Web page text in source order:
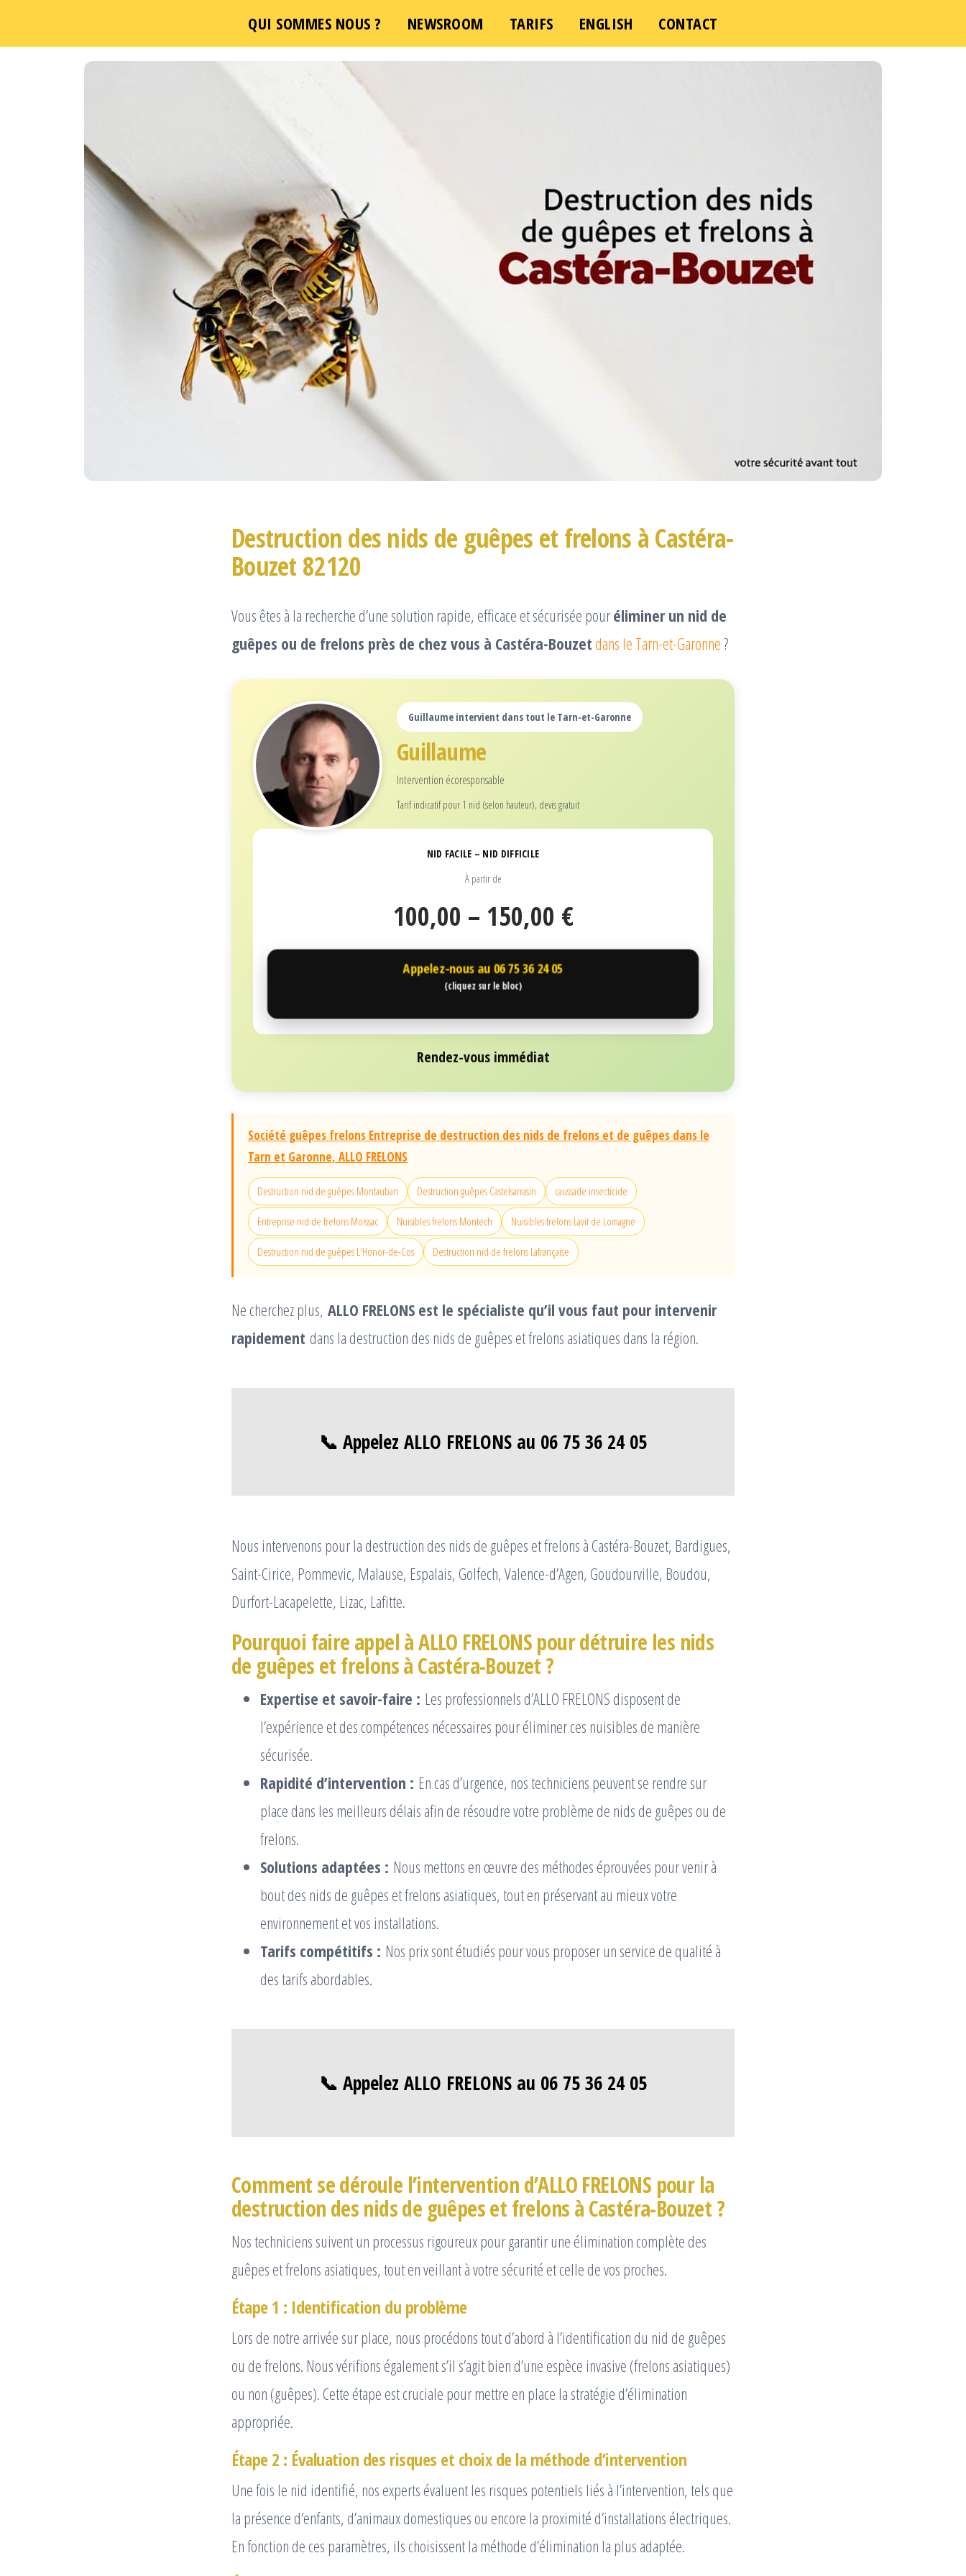
QUI SOMMES NOUS ? NEWSROOM TARIFS ENGLISH
CONTACT
Passer
Destruction des nids de guêpes et frelons à Castéra-
Bouzet 82120
Vous êtes à la recherche d’une solution rapide, efficace et sécurisée pouréliminer un nid de
guêpes ou de frelons près de chez vous à Castéra-Bouzetdans le Tarn-et-Garonne ?
Guillaume intervient dans tout le Tarn-et-Garonne
Guillaume
Intervention écoresponsable
Tarif indicatif pour 1 nid (selon hauteur), devis gratuit
NID FACILE – NID DIFFICILE
À partir de
100,00 – 150,00 €
Appelez-nous au 06 75 36 24 05
(cliquez sur le bloc)
Rendez-vous immédiat
Société guêpes frelons Entreprise de destruction des nids de frelons et de guêpes dans le
Tarn et Garonne, ALLO FRELONS
Destruction nid de guêpes Montauban Destruction guêpes Castelsarrasin caussade insecticide
Entreprise nid de frelons Moissac Nuisibles frelons Montech Nuisibles frelons Lavit de Lomagne
Destruction nid de guêpes L'Honor-de-Cos Destruction nid de frelons Lafrançaise
Ne cherchez plus, ALLO FRELONS est le spécialiste qu’il vous faut pour intervenir
rapidement dans la destruction des nids de guêpes et frelons asiatiques dans la région.
📞 Appelez ALLO FRELONS au 06 75 36 24 05
Nous intervenons pour la destruction des nids de guêpes et frelons à Castéra-Bouzet, Bardigues,
Saint-Cirice, Pommevic, Malause, Espalais, Golfech, Valence-d’Agen, Goudourville, Boudou,
Durfort-Lacapelette, Lizac, Lafitte.
Pourquoi faire appel à ALLO FRELONS pour détruire les nids
de guêpes et frelons à Castéra-Bouzet ?
Expertise et savoir-faire : Les professionnels d’ALLO FRELONS disposent de
l’expérience et des compétences nécessaires pour éliminer ces nuisibles de manière
sécurisée.
Rapidité d’intervention : En cas d’urgence, nos techniciens peuvent se rendre sur
place dans les meilleurs délais afin de résoudre votre problème de nids de guêpes ou de
frelons.
Solutions adaptées : Nous mettons en œuvre des méthodes éprouvées pour venir à
bout des nids de guêpes et frelons asiatiques, tout en préservant au mieux votre
environnement et vos installations.
Tarifs compétitifs : Nos prix sont étudiés pour vous proposer un service de qualité à
des tarifs abordables.
📞 Appelez ALLO FRELONS au 06 75 36 24 05
Comment se déroule l’intervention d’ALLO FRELONS pour la
destruction des nids de guêpes et frelons à Castéra-Bouzet ?
Nos techniciens suivent un processus rigoureux pour garantir une élimination complète des
guêpes et frelons asiatiques, tout en veillant à votre sécurité et celle de vos proches.
Étape 1 : Identification du problème
Lors de notre arrivée sur place, nous procédons tout d’abord à l’identification du nid de guêpes
ou de frelons. Nous vérifions également s’il s’agit bien d’une espèce invasive (frelons asiatiques)
ou non (guêpes). Cette étape est cruciale pour mettre en place la stratégie d’élimination
appropriée.
Étape 2 : Évaluation des risques et choix de la méthode d’intervention
Une fois le nid identifié, nos experts évaluent les risques potentiels liés à l’intervention, tels que
la présence d’enfants, d’animaux domestiques ou encore la proximité d’installations électriques.
En fonction de ces paramètres, ils choisissent la méthode d’élimination la plus adaptée.